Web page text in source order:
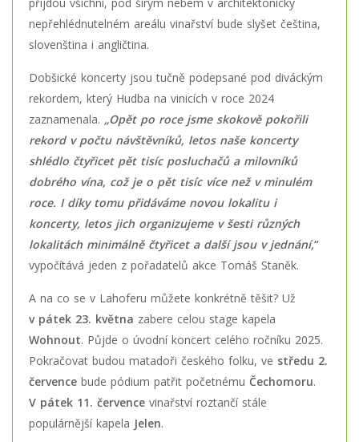
nepřehlédnutelném areálu vinařství bude slyšet čeština,
slovenština i angličtina.
Dobšické koncerty jsou tučně podepsané pod diváckým
rekordem, který Hudba na vinicích v roce 2024
zaznamenala. „Opět po roce jsme skokově pokořili
rekord v počtu návštěvníků, letos naše koncerty
shlédlo čtyřicet pět tisíc posluchačů a milovníků
dobrého vína, což je o pět tisíc více než v minulém
roce. I díky tomu přidáváme novou lokalitu i
koncerty, letos jich organizujeme v šesti různých
lokalitách minimálně čtyřicet a další jsou v jednání,“
vypočítává jeden z pořadatelů akce Tomáš Staněk.
A na co se v Lahoferu můžete konkrétně těšit? Už
v pátek 23. května zabere celou stage kapela
Wohnout. Půjde o úvodní koncert celého ročníku 2025.
Pokračovat budou matadoři českého folku, ve středu 2.
července bude pódium patřit početnému Čechomoru.
V pátek 11. července vinařství roztančí stále
populárnější kapela Jelen.